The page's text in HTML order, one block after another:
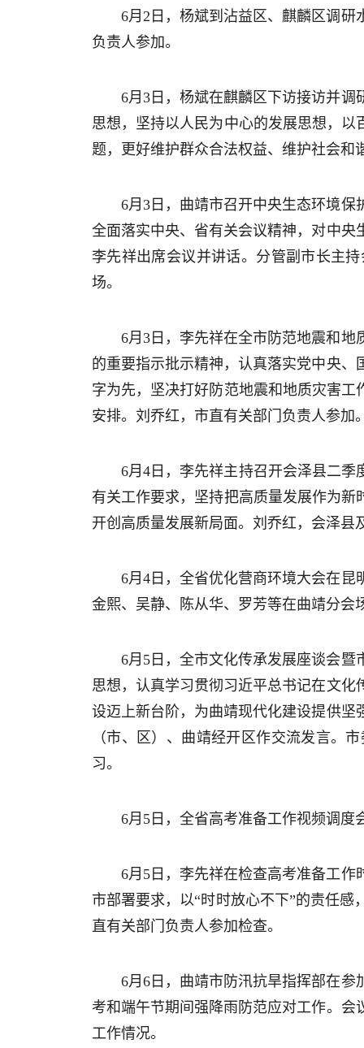
6月2日，杨斌到沾益区、麒麟区调
负责人参加。
6月3日，杨斌在麒麟区下访接访并
思想，坚持以人民为中心的发展思想，
题，更好维护群众合法权益、维护社会
6月3日，曲靖市召开中央生态环境
全面落实中央、省有关会议精神，对中
李先祥出席会议并讲话。分管副市长主
场。
6月3日，李先祥在全市防范地震和
的重要指示批示精神，认真落实党中央
字为先，坚决打好防范地震和地质灾害
安排。刘乔红，市直有关部门负责人参
6月4日，李先祥主持召开会泽县二
有关工作要求，坚持把高质量发展作为
开创高质量发展新局面。刘乔红，会泽县
6月4日，全省优化营商环境大会在
金熙、吴静、陈从华、罗芳等在曲靖分会
6月5日，全市文化传承发展座谈会
思想，认真学习贯彻习近平总书记在文
设迈上新台阶，为曲靖现代化建设提供
（市、区）、曲靖经开区作交流发言。
习。
6月5日，全省高考准备工作视频调
6月5日，李先祥在检查高考准备工
市部署要求，以“时时放心不下”的责任
直有关部门负责人参加检查。
6月6日，曲靖市防汛抗旱指挥部在
考和端午节期间强降雨防范应对工作。
工作情况。